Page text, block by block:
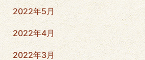
2022年5月
2022年4月
2022年3月